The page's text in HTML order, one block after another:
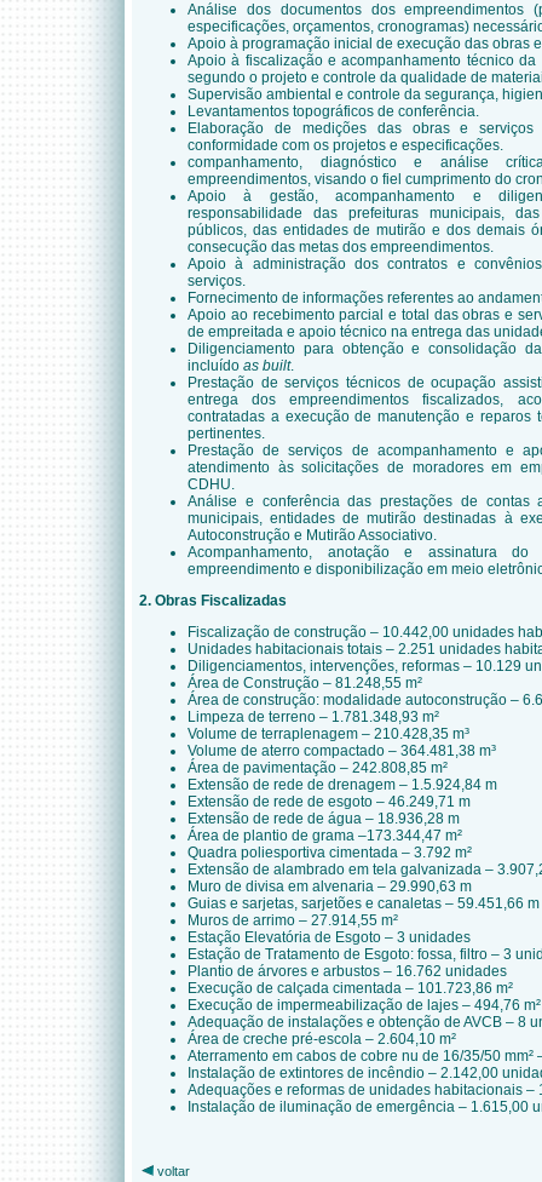
Análise dos documentos dos empreendimentos
especificações, orçamentos, cronogramas)
Apoio à programação inicial de execução das obras
Apoio à fiscalização e acompanhamento técnico
segundo o projeto e controle da qualidade de
Supervisão ambiental e controle da segurança,
Levantamentos topográficos de conferência.
Elaboração de medições das obras e serviços
conformidade com os projetos e especificações.
companhamento, diagnóstico e análise
empreendimentos, visando o fiel cumprimento do
Apoio à gestão, acompanhamento e
responsabilidade das prefeituras municipais,
públicos, das entidades de mutirão e dos demais
consecução das metas dos empreendimentos.
Apoio à administração dos contratos e
serviços.
Fornecimento de informações referentes ao
Apoio ao recebimento parcial e total das obras e
de empreitada e apoio técnico na entrega das
Diligenciamento para obtenção e consolidação
incluído as built.
Prestação de serviços técnicos de ocupação
entrega dos empreendimentos fiscalizados,
contratadas a execução de manutenção e reparos
pertinentes.
Prestação de serviços de acompanhamento e
atendimento às solicitações de moradores em
CDHU.
Análise e conferência das prestações de contas
municipais, entidades de mutirão destinadas à
Autoconstrução e Mutirão Associativo.
Acompanhamento, anotação e assinatura
empreendimento e disponibilização em meio
2. Obras Fiscalizadas
Fiscalização de construção – 10.442,00 unidades
Unidades habitacionais totais – 2.251 unidades
Diligenciamentos, intervenções, reformas – 10.129
Área de Construção – 81.248,55 m²
Área de construção: modalidade autoconstrução –
Limpeza de terreno – 1.781.348,93 m²
Volume de terraplenagem – 210.428,35 m³
Volume de aterro compactado – 364.481,38 m³
Área de pavimentação – 242.808,85 m²
Extensão de rede de drenagem – 1.5.924,84 m
Extensão de rede de esgoto – 46.249,71 m
Extensão de rede de água – 18.936,28 m
Área de plantio de grama –173.344,47 m²
Quadra poliesportiva cimentada – 3.792 m²
Extensão de alambrado em tela galvanizada –
Muro de divisa em alvenaria – 29.990,63 m
Guias e sarjetas, sarjetões e canaletas – 59.451,66 m
Muros de arrimo – 27.914,55 m²
Estação Elevatória de Esgoto – 3 unidades
Estação de Tratamento de Esgoto: fossa, filtro – 3
Plantio de árvores e arbustos – 16.762 unidades
Execução de calçada cimentada – 101.723,86 m²
Execução de impermeabilização de lajes – 494,76 m²
Adequação de instalações e obtenção de AVCB – 8
Área de creche pré-escola – 2.604,10 m²
Aterramento em cabos de cobre nu de 16/35/50 mm²
Instalação de extintores de incêndio – 2.142,00
Adequações e reformas de unidades habitacionais –
Instalação de iluminação de emergência – 1.615,00
voltar